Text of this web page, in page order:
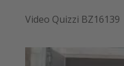
Video Quizzi BZ16139